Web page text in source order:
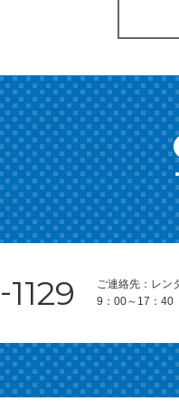
-1129
ご連絡先：レン
9：00～17：